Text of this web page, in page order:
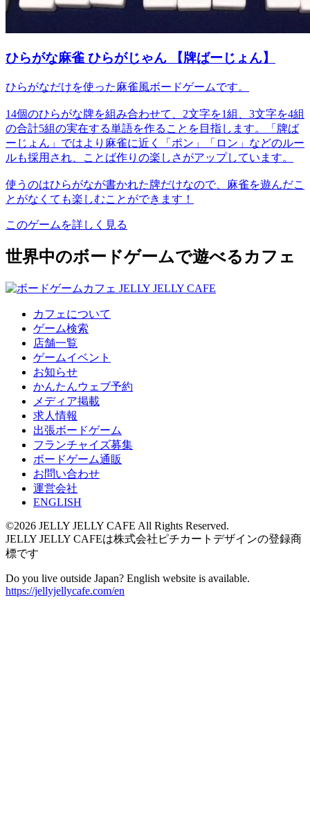
ひらがな麻雀 ひらがじゃん 【牌ばーじょん】
ひらがなだけを使った麻雀風ボードゲームです。
14個のひらがな牌を組み合わせて、2文字を1組、3文字を4組
の合計5組の実在する単語を作ることを目指します。「牌ば
ーじょん」ではより麻雀に近く「ポン」「ロン」などのルー
ルも採用され、ことば作りの楽しさがアップしています。
使うのはひらがなが書かれた牌だけなので、麻雀を遊んだこ
とがなくても楽しむことができます！
このゲームを詳しく見る
世界中のボードゲームで遊べるカフェ
カフェについて
ゲーム検索
店舗一覧
ゲームイベント
お知らせ
かんたんウェブ予約
メディア掲載
求人情報
出張ボードゲーム
フランチャイズ募集
ボードゲーム通販
お問い合わせ
運営会社
ENGLISH
©2026 JELLY JELLY CAFE All Rights Reserved.
JELLY JELLY CAFEは株式会社ピチカートデザインの登録商
標です
Do you live outside Japan? English website is available.
https://jellyjellycafe.com/en